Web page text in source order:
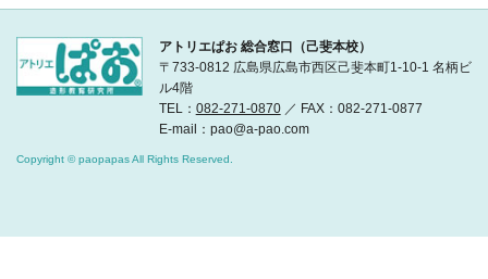
アトリエぱお 総合窓口（己斐本校）
〒733-0812 広島県広島市西区己斐本町1-10-1 名柄ビ
ル4階
TEL： 082-271-0870／ FAX：082-271-0877
E-mail：pao@a-pao.com
Copyright © paopapas All Rights Reserved.